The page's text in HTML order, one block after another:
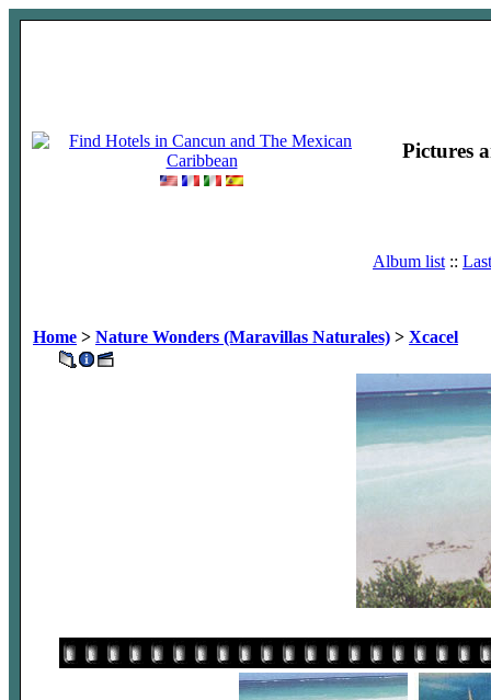
Pictures
Album list ::
Home > Nature Wonders (Maravillas Naturales) > Xcacel